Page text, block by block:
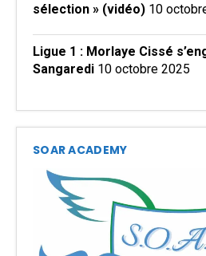
sélection » (vidéo) 10
Ligue 1 : Morlaye Cissé
Sangaredi 10 octobre 2025
SOAR ACADEMY